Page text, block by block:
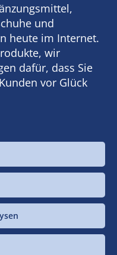
und
heute im Internet.
wir
dafür, dass Sie
vor Glück